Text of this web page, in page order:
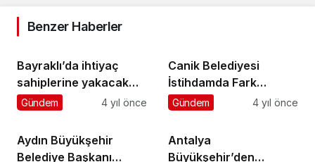
Benzer Haberler
Bayraklı’da ihtiyaç
sahiplerine yakacak
desteği
Gündem 4 yıl önce
Canik Belediyesi
İstihdamda Fark
Yaratıyor
Gündem 4 yıl önce
Aydın Büyükşehir
Belediye Başkanı
Antalya
Büyükşehir’den